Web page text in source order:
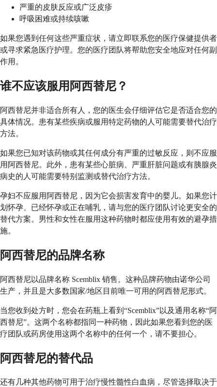
严重的皮肤反应或广泛皮疹
呼吸困难或持续咳嗽
如果您遇到任何这些严重症状，请立即联系您的医疗保健提供者
或寻求紧急医疗护理。您的医疗团队将帮助您安全地应对任何副
作用。
谁不应该服用阿西替尼？
阿西替尼并非适合所有人，您的医生会仔细评估它是否适合您的
具体情况。患有某些疾病或服用特定药物的人可能需要替代治疗
方法。
如果您已知对该药物或其任何成分有严重的过敏反应，则不应服
用阿西替尼。此外，患有某些心脏病、严重肝脏问题或有胰腺炎
病史的人可能需要特别监测或替代治疗方法。
孕妇不应服用阿西替尼，因为它会损害发育中的婴儿。如果您计
划怀孕、已经怀孕或正在哺乳，请与您的医疗团队讨论更安全的
替代方案。男性和女性在服用这种药物时都应使用有效的避孕措
施。
阿西替尼的品牌名称
阿西替尼以品牌名称 Scemblix 销售。这种品牌药物由诺华公司
生产，并且是大多数国家/地区目前唯一可用的阿西替尼形式。
当您收到处方时，您会在药瓶上看到“Scemblix”以及通用名称“阿
西替尼”。这两个名称都指同一种药物，因此如果您看到您的医
疗团队或药房使用这两个名称中的任何一个，请不要担心。
阿西替尼的替代品
还有几种其他药物可用于治疗慢性髓性白血病，尽管选择取决于